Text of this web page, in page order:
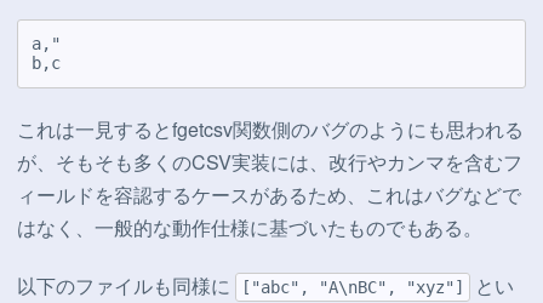
a,"
b,c
これは一見するとfgetcsv関数側のバグのようにも思われる
が、そもそも多くのCSV実装には、改行やカンマを含むフ
ィールドを容認するケースがあるため、これはバグなどで
はなく、一般的な動作仕様に基づいたものでもある。
以下のファイルも同様に ["abc", "A\nBC", "xyz"]
とい